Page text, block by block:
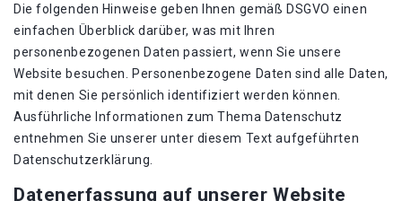
Die folgenden Hinweise geben Ihnen gemäß DSGVO einen
einfachen Überblick darüber, was mit Ihren
personenbezogenen Daten passiert, wenn Sie unsere
Website besuchen. Personenbezogene Daten sind alle Daten,
mit denen Sie persönlich identifiziert werden können.
Ausführliche Informationen zum Thema Datenschutz
entnehmen Sie unserer unter diesem Text aufgeführten
Datenschutzerklärung.
Datenerfassung auf unserer Website